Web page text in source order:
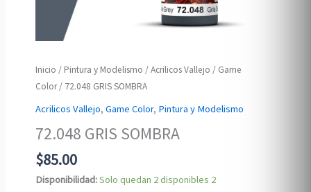
Inicio / Pintura y Modelismo /Acrilicos Vallejo / Game
Color/ 72.048 GRIS SOMBRA
Acrilicos Vallejo,Game Color, Pintura y Modelismo
72.048 GRIS SOMBRA
$85.00
Disponibilidad:Solo quedan 2 disponibles 2